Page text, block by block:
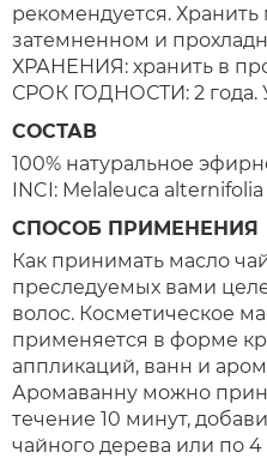
рекомендуется. Хранить
затемненном и
ХРАНЕНИЯ: хранить в
СРОК ГОДНОСТИ: 2
СОСТАВ
100% натуральное
INCI: Melaleuca
СПОСОБ ПРИМЕНЕНИЯ
Как принимать масло
преследуемых вами
волос. Косметическое
применяется в форме
аппликаций, ванн и
Аромаванну можно
течение 10 минут,
чайного дерева или по